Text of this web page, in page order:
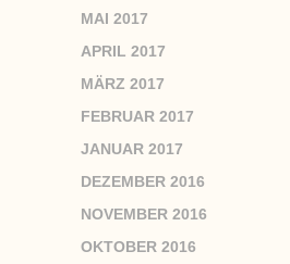
MAI 2017
APRIL 2017
MÄRZ 2017
FEBRUAR 2017
JANUAR 2017
DEZEMBER 2016
NOVEMBER 2016
OKTOBER 2016